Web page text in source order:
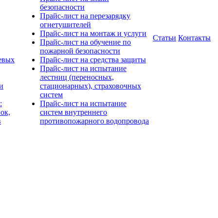
безопасности
Прайс-лист на перезарядку
огнетушителей
Прайс-лист на монтаж и услуги
Прайс-лист на обучение по
пожарной безопасности
Прайс-лист на средства защиты
Прайс-лист на испытание
лестниц (переносных,
стационарных), страховочных
систем
Прайс-лист на испытание
систем внутреннего
противопожарного водопровода
Статьи Контакты